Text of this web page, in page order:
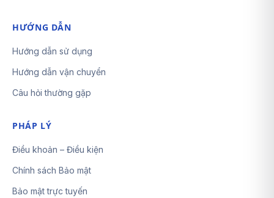
HƯỚNG DẪN
Hướng dẫn sử dụng
Hướng dẫn vận chuyển
Câu hỏi thường gặp
PHÁP LÝ
Điều khoản – Điều kiện
Chính sách Bảo mật
Bảo mật trực tuyến